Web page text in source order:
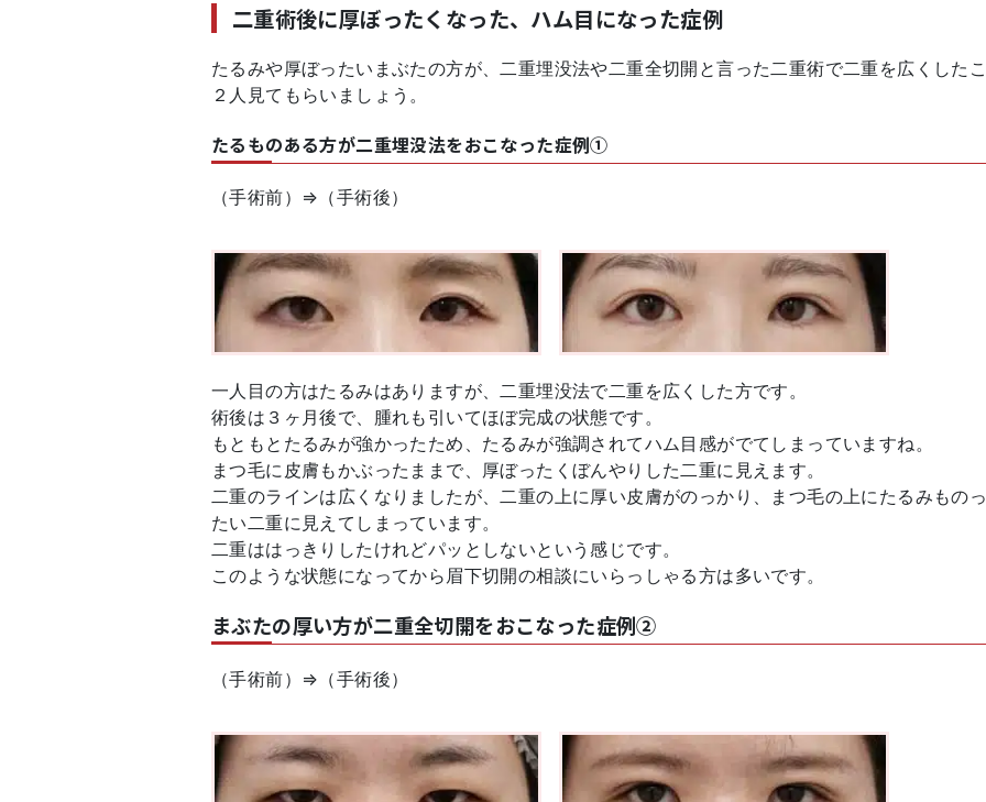
二重術後に厚ぼったくなった、ハム目になった症例
たるみや厚ぼったいまぶたの方が、二重埋没法や二重全切開と言った二重術で二重を広くした
２人見てもらいましょう。
たるものある方が二重埋没法をおこなった症例①
（手術前）⇒（手術後）
一人目の方はたるみはありますが、二重埋没法で二重を広くした方です。
術後は３ヶ月後で、腫れも引いてほぼ完成の状態です。
もともとたるみが強かったため、たるみが強調されてハム目感がでてしまっていますね。
まつ毛に皮膚もかぶったままで、厚ぼったくぼんやりした二重に見えます。
二重のラインは広くなりましたが、二重の上に厚い皮膚がのっかり、まつ毛の上にたるみもの
たい二重に見えてしまっています。
二重ははっきりしたけれどパッとしないという感じです。
このような状態になってから眉下切開の相談にいらっしゃる方は多いです。
まぶたの厚い方が二重全切開をおこなった症例②
（手術前）⇒（手術後）